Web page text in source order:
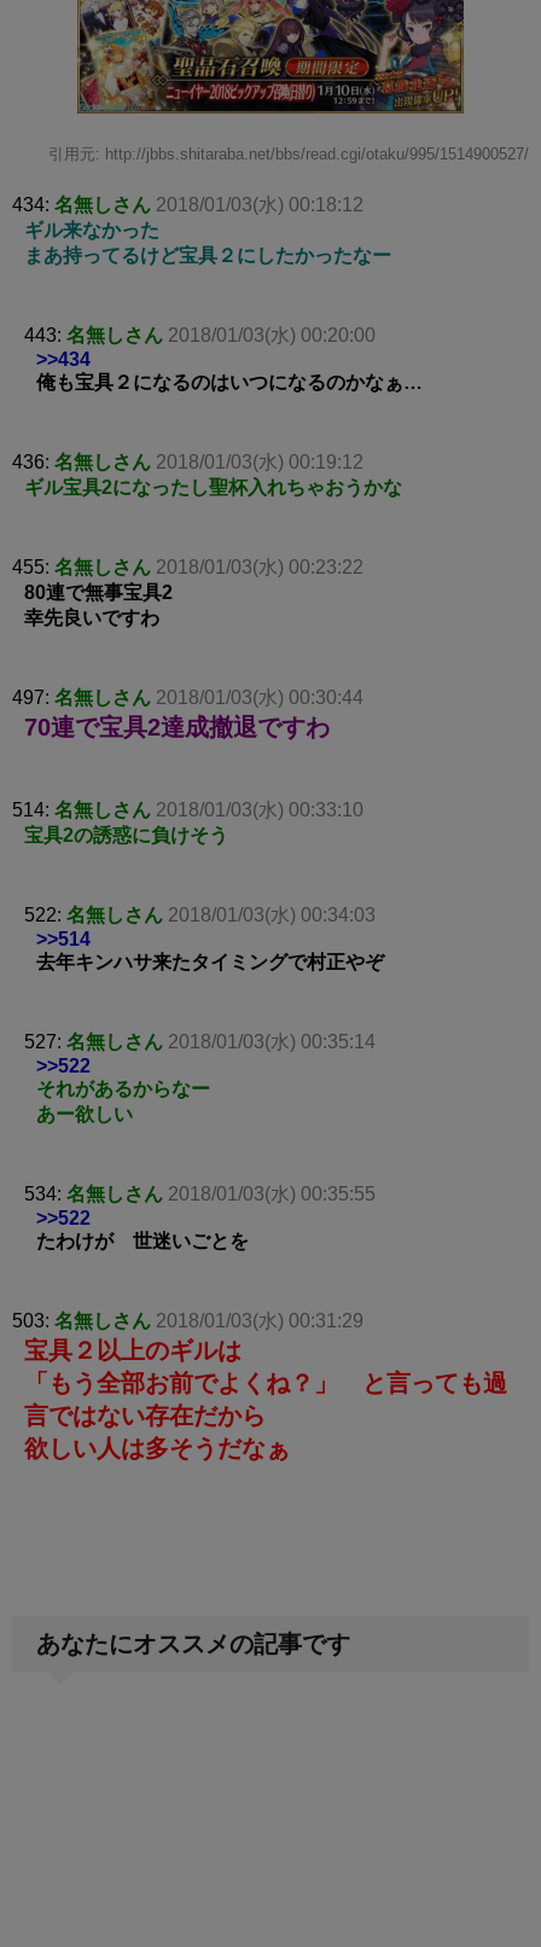
引用元: http://jbbs.shitaraba.net/bbs/read.cgi/otaku/995/1514900527/
434: 名無しさん 2018/01/03(水) 00:18:12
ギル来なかった
まあ持ってるけど宝具２にしたかったなー
443: 名無しさん 2018/01/03(水) 00:20:00
>>434
俺も宝具２になるのはいつになるのかなぁ…
436: 名無しさん 2018/01/03(水) 00:19:12
ギル宝具2になったし聖杯入れちゃおうかな
455: 名無しさん 2018/01/03(水) 00:23:22
80連で無事宝具2
幸先良いですわ
497: 名無しさん 2018/01/03(水) 00:30:44
70連で宝具2達成撤退ですわ
514: 名無しさん 2018/01/03(水) 00:33:10
宝具2の誘惑に負けそう
522: 名無しさん 2018/01/03(水) 00:34:03
>>514
去年キンハサ来たタイミングで村正やぞ
527: 名無しさん 2018/01/03(水) 00:35:14
>>522
それがあるからなー
あー欲しい
534: 名無しさん 2018/01/03(水) 00:35:55
>>522
たわけが 世迷いごとを
503: 名無しさん 2018/01/03(水) 00:31:29
宝具２以上のギルは
「もう全部お前でよくね？」 と言っても過
言ではない存在だから
欲しい人は多そうだなぁ
あなたにオススメの記事です